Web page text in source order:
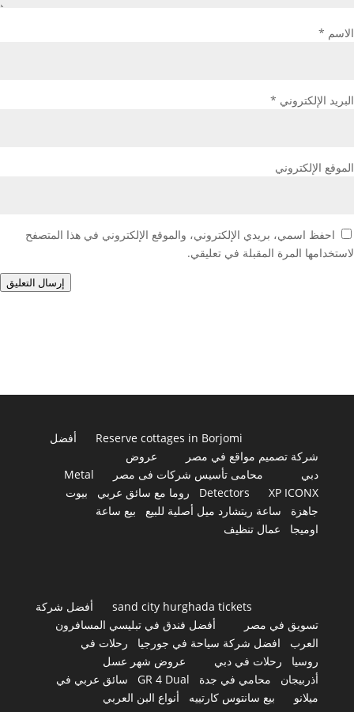
الاسم *
البريد الإلكتروني *
الموقع الإلكتروني
احفظ اسمي، بريدي الإلكتروني، والموقع الإلكتروني في هذا المتصفح
لاستخدامها المرة المقبلة في تعليقي.
إرسال التعليق
Reserve cottages in Borjomi
أفضل
شركة تصميم مواقع في مصر
عروض
دبي
محامى تأسيس شركات فى مصر
Metal
Detectors
XP ICONX روما مع سائق عربي
بيوت
جاهزة
ساعة ريتشارد ميل أصلية للبيع
بيع ساعة
اوميجا
عمال تنظيف
sand city hurghada tickets
أفضل شركة
تسويق في مصر
أفضل فندق في تبليسي المسافرون
العرب
افضل شركة سياحة في جورجيا
رحلات في
روسيا
رحلات في دبي
عروض شهر عسل
أذربيجان
محامي في جدة GR 4 Dual
سائق عربي في
ميلانو
بيع سانتوس كارتييه أنواع البن العربي